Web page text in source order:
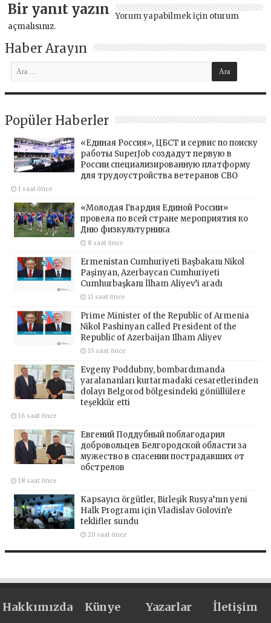
Bir yanıt yazın Yorum yapabilmek için oturum
açmalısınız.
Haber Arayın
Popüler Haberler
«Единая Россия», ЦБСТ и сервис по поиску
работы SuperJob создадут первую в
России специализированную платформу
для трудоустройства ветеранов СВО
1 saat önce
«Молодая Гвардия Единой России»
провела по всей стране мероприятия ко
Дню физкультурника
8 saat önce
Ermenistan Cumhuriyeti Başbakanı Nikol
Paşinyan, Azerbaycan Cumhuriyeti
Cumhurbaşkanı İlham Aliyev’i aradı
11 saat önce
Prime Minister of the Republic of Armenia
Nikol Pashinyan called President of the
Republic of Azerbaijan Ilham Aliyev
15 saat önce
Evgeny Poddubny, bombardımanda
yaralananları kurtarmadaki cesaretlerinden
dolayı Belgorod bölgesindeki gönüllülere
teşekkür etti
16 saat önce
Евгений Поддубный поблагодарил
добровольцев Белгородской области за
мужество в спасении пострадавших от
обстрелов
18 saat önce
Kapsayıcı örgütler, Birleşik Rusya’nın yeni
Halk Programı için Vladislav Golovin’e
teklifler sundu
20 saat önce
Hakkımızda Künye Yazarlar İletişim